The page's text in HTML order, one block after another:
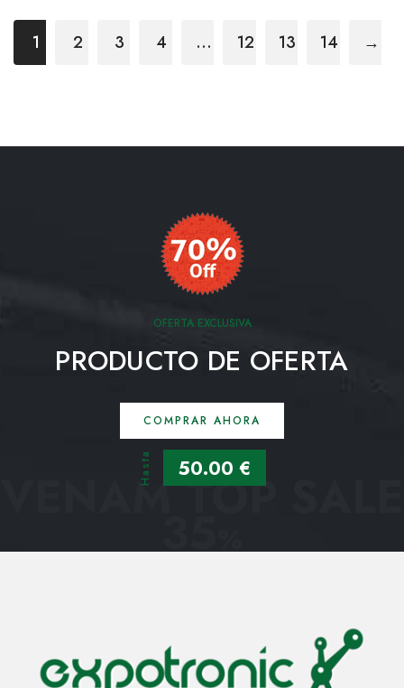
1 2 3 4 … 12 13 14 →
OFERTA EXCLUSIVA
PRODUCTO DE OFERTA
COMPRAR AHORA
Hasta 50.00 €
VENAM TOP SALE